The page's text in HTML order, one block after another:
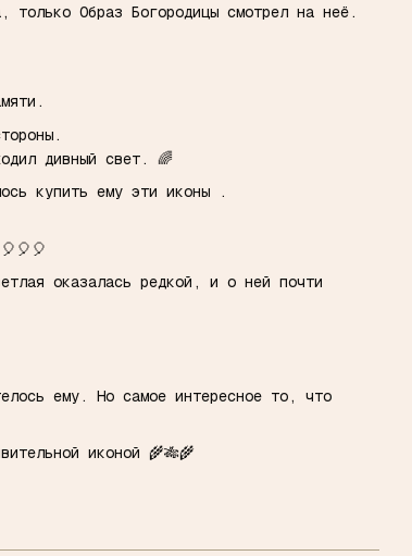
только Образ Богородицы смотрел на неё.
дивный свет. 🌈
купить ему эти иконы .
оказалась редкой, и о ней почти
ему. Но самое интересное то, что
иконой 🌾🎋🌾